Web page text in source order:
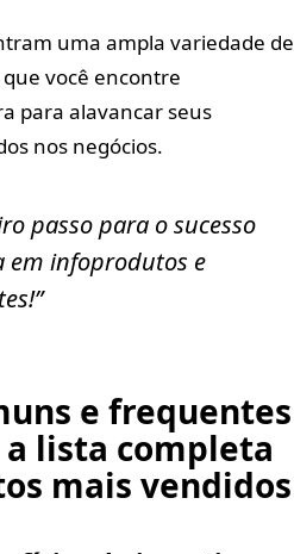
uma ampla variedade de
você encontre
para alavancar seus
nos negócios.
passo para o sucesso
em infoprodutos e
e frequentes
a lista completa
mais vendidos